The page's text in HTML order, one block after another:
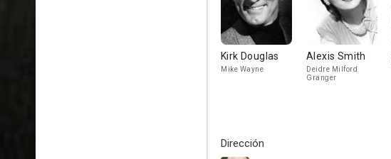
Kirk Douglas
Mike Wayne
Alexis Smith
Deidre Milford
Granger
Dirección